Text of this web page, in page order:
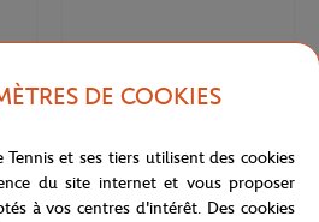
T-shirt Chic femme Galeries
Lafayette x Roland-Garros - Blanc
DE COOKIES
Tennis et ses tiers utilisent des cookies
du site internet et vous proposer
à vos centres d'intérêt. Des cookies